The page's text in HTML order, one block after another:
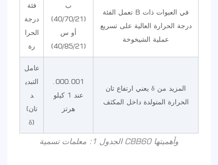
الجدول 1: معلمات تسمية CBB60 وأهميتها
فئة
درجة
الحرا
رة
ب
(40/70/21)
أو س
(40/85/21)
تعمل الفئة B في العبوات ذات
درجة الحرارة العالية على تسريع
عملية الشيخوخة
عامل
التبدي
د
(تان
δ)
.000.001
عند 1 كيلو
هرتز
يعني ارتفاع تان δ المزيد من
الحرارة المتولدة داخل المكثف